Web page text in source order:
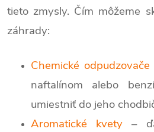
tieto zmysly. Čím môžeme
záhrady:
Chemické odpudzovače
naftalínom alebo
umiestniť do jeho
Aromatické kvety –